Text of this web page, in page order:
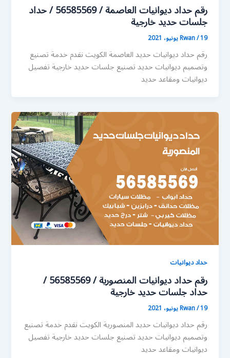
رقم حداد ديوانيات العاصمة / 56585569 / حداد
جلسات حديد خارجية
Rwan/19 يونيو، 2021
رقم حداد ديوانيات حديد العاصمة الكويت نقدم خدمة تصنيع
وتصميم ديوانيات حديد تصنيع جلسات حديد خارجية تفصيل
ديوانيات ومقاعد حديد
حداد ديوانيات
رقم حداد ديوانيات المنصورية / 56585569 /
حداد جلسات حديد خارجية
Rwan/19 يونيو، 2021
رقم حداد ديوانيات حديد المنصورية الكويت نقدم خدمة تصنيع
وتصميم ديوانيات حديد تصنيع جلسات حديد خارجية تفصيل
ديوانيات ومقاعد حديد